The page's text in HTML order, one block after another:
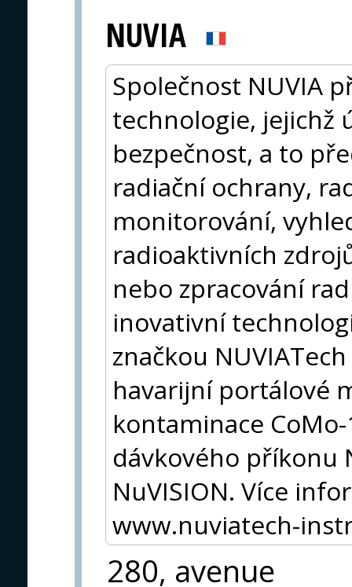
NUVIA
Společnost NUVIA
technologie, jejichž
bezpečnost, a to
radiační ochrany,
monitorování,
radioaktivních
nebo zpracování
inovativní
značkou
havarijní portálové
kontaminace
dávkového příkonu
NuVISION. Více
www.nuviatech-
280, avenue